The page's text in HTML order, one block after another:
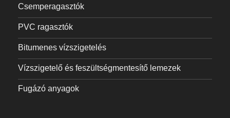
Csemperagasztók
PVC ragasztók
Bitumenes vízszigetelés
Vízszigetelő és feszültségmentesítő lemezek
Fugázó anyagok